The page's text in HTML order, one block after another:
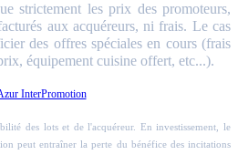
strictement les prix des promoteurs,
aux acquéreurs, ni frais. Le cas
des offres spéciales en cours (frais
équipement cuisine offert, etc...).
des lots et de l'acquéreur. En investissement, le
peut entraîner la perte du bénéfice des incitations